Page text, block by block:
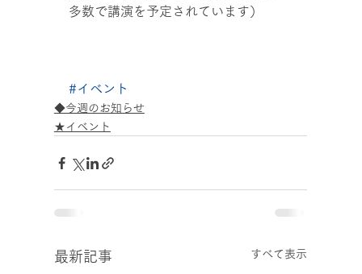
多数で講演を予定されています）
#イベント
◆今週のお知らせ
★イベント
最新記事 すべて表示